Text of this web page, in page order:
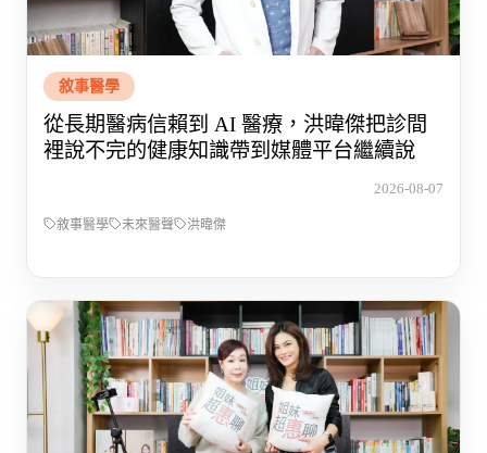
敘事醫學
從長期醫病信賴到 AI 醫療，洪暐傑把診間
裡說不完的健康知識帶到媒體平台繼續說
2026-08-07
敘事醫學 未來醫聲 洪暐傑